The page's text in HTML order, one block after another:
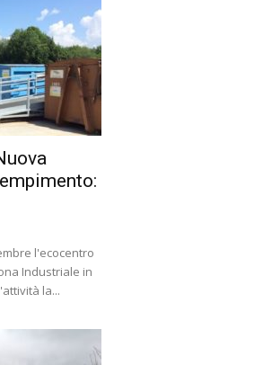
l'ecocentro
Industriale in
la...